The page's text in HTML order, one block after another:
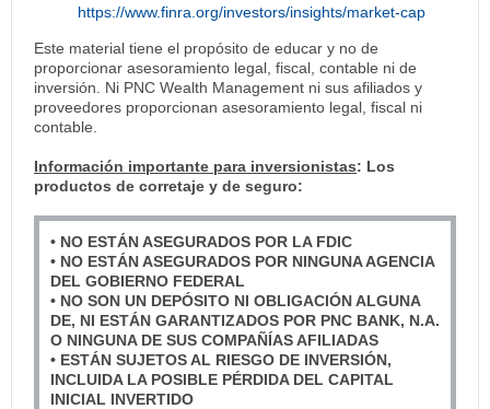
https://www.finra.org/investors/insights/market-cap
Este material tiene el propósito de educar y no de
proporcionar asesoramiento legal, fiscal, contable ni de
inversión. Ni PNC Wealth Management ni sus afiliados y
proveedores proporcionan asesoramiento legal, fiscal ni
contable.
Información importante para inversionistas: Los
productos de corretaje y de seguro:
• NO ESTÁN ASEGURADOS POR LA FDIC
• NO ESTÁN ASEGURADOS POR NINGUNA AGENCIA
DEL GOBIERNO FEDERAL
• NO SON UN DEPÓSITO NI OBLIGACIÓN ALGUNA
DE, NI ESTÁN GARANTIZADOS POR PNC BANK, N.A.
O NINGUNA DE SUS COMPAÑÍAS AFILIADAS
• ESTÁN SUJETOS AL RIESGO DE INVERSIÓN,
INCLUIDA LA POSIBLE PÉRDIDA DEL CAPITAL
INICIAL INVERTIDO